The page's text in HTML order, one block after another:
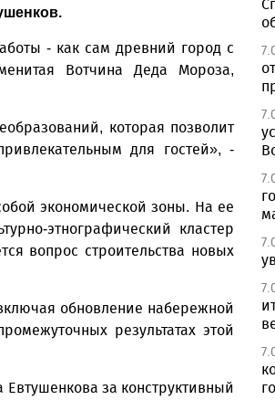
- как сам древний город с
Вотчина Деда Мороза,
которая позволит
для гостей», -
экономической зоны. На ее
этнографический кластер
вопрос строительства новых
обновление набережной
результатах этой
за конструктивный